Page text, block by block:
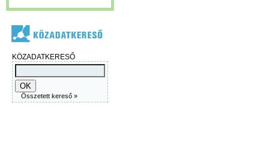
KÖZADATKERESŐ
Összetett kereső »